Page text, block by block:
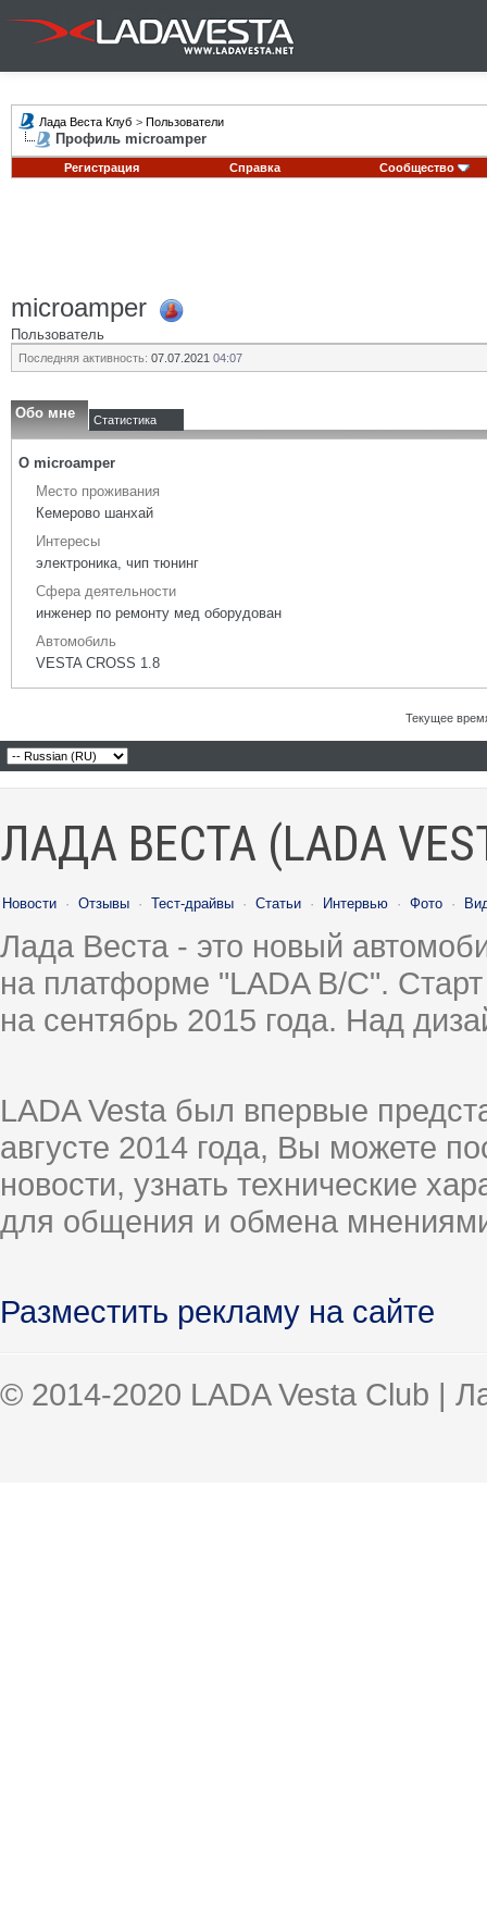
Лада Веста Клуб > Пользователи
Профиль microamper
Регистрация Справка Сообщество
microamper
Пользователь
Последняя активность: 07.07.2021 04:07
Обо мне Статистика
О microamper
Место проживания
Кемерово шанхай
Интересы
электроника, чип тюнинг
Сфера деятельности
инженер по ремонту мед оборудован
Автомобиль
VESTA CROSS 1.8
Текущее
ЛАДА ВЕСТА (LADA
Новости · Отзывы · Тест-драйвы · Статьи · Интервью · Фото ·
Лада Веста - это новый
на платформе "LADA B/C".
на сентябрь 2015 года. Над
LADA Vesta был впервые
августе 2014 года, Вы можете
новости, узнать технические
для общения и обмена
Разместить рекламу на сайте
© 2014-2020 LADA Vesta Club |